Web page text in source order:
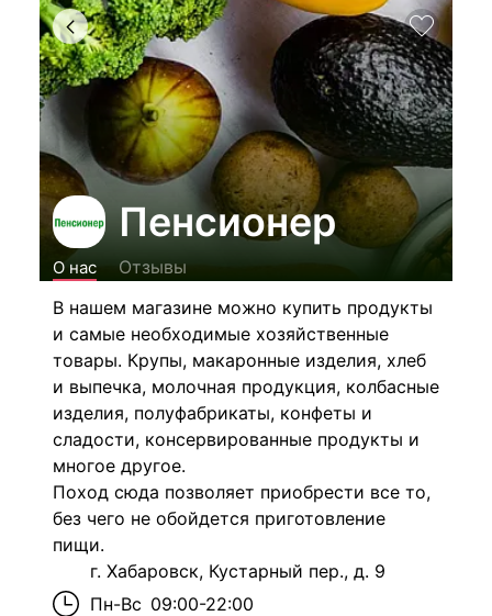
Пенсионер
О нас
Отзывы
В нашем магазине можно купить продукты
и самые необходимые хозяйственные
товары. Крупы, макаронные изделия, хлеб
и выпечка, молочная продукция, колбасные
изделия, полуфабрикаты, конфеты и
сладости, консервированные продукты и
многое другое.
Поход сюда позволяет приобрести все то,
без чего не обойдется приготовление
пищи.
г. Хабаровск, Кустарный пер., д. 9
Пн-Вс 09:00-22:00